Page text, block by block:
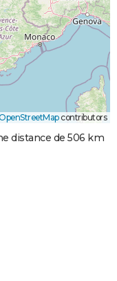
contributors
distance de 506 km